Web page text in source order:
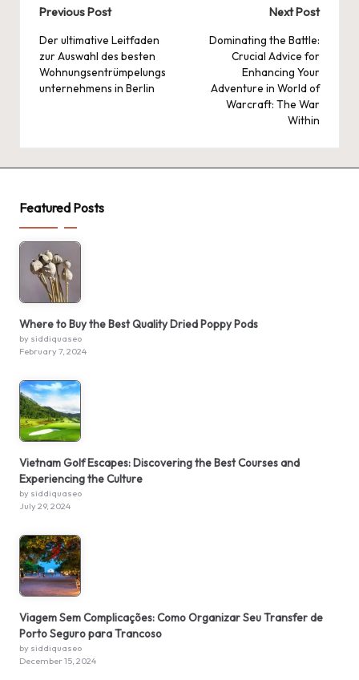
Post
navigation
Previous Post
Der ultimative Leitfaden
zur Auswahl des besten
Wohnungsentrümpelungs
unternehmens in Berlin
Next Post
Dominating the Battle:
Crucial Advice for
Enhancing Your
Adventure in World of
Warcraft: The War
Within
Featured Posts
Where to Buy the Best Quality Dried Poppy Pods
by siddiquaseo
February 7, 2024
Vietnam Golf Escapes: Discovering the Best Courses and
Experiencing the Culture
by siddiquaseo
July 29, 2024
Viagem Sem Complicações: Como Organizar Seu Transfer de
Porto Seguro para Trancoso
by siddiquaseo
December 15, 2024